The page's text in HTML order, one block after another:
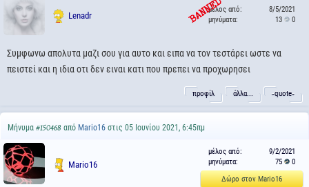
Lenadr
μέλος από:
8/5/2021
μηνύματα:
13 0
Συμφωνω απολυτα μαζι σου για αυτο και ειπα να τον τεστάρει ωστε να
πειστεί και η ιδια οτι δεν ειναι κατι που πρεπει να προχωρησει
προφίλ άλλα... ˵quote˶
Μήνυμα #150468 από Mario16 στις 05 Ιουνίου 2021, 6:45πμ
Mario16
μέλος από:
9/2/2021
μηνύματα:
75
0
Δώρο στον Mario16